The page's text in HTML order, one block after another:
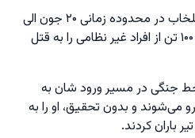
طالبان پس از تصرف ولسوالی بلخاب در محدوده زمانی ۲۰ جون الی
۲۱ جولای سال ۲۰۲۲ دست کم ۱۰۰ تن از افراد غیر نظامی را به قتل
جنگی در مسیر ورود شان به
می‌شوند و بدون تحقیق، او را به
باران کردند.